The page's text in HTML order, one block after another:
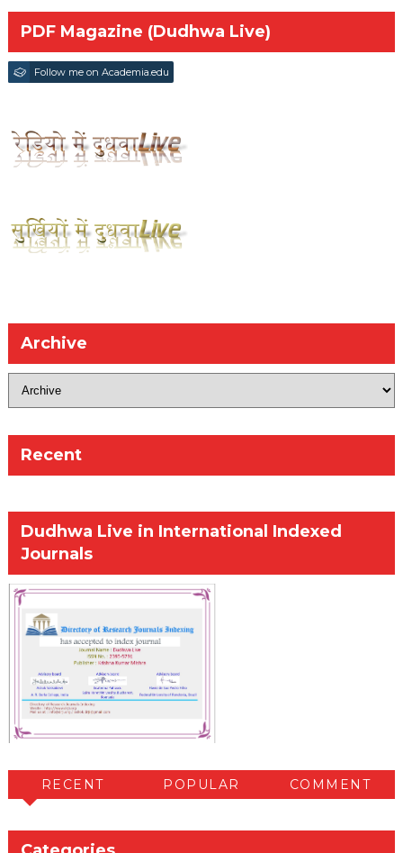
PDF Magazine (Dudhwa Live)
Follow me on Academia.edu
Archive
Recent
Dudhwa Live in International Indexed
Journals
RECENT POPULAR COMMENT